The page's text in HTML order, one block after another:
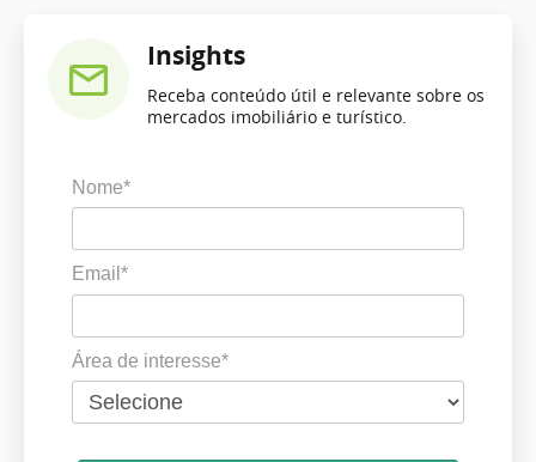
Insights
Receba conteúdo útil e relevante sobre os
mercados imobiliário e turístico.
Nome*
Email*
Área de interesse*